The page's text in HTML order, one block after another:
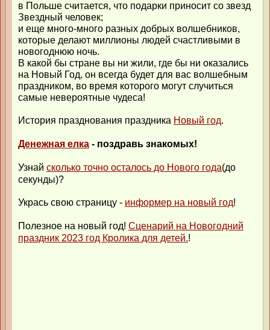
в Польше считается, что подарки приносит со звезд
Звездный человек;
и еще много-много разных добрых волшебников,
которые делают миллионы людей счастливыми в
новогоднюю ночь.
В какой бы стране вы ни жили, где бы ни оказались
на Новый Год, он всегда будет для вас волшебным
праздником, во время которого могут случиться
самые невероятные чудеса!
История празднования праздника Новый год.
Денежная елка - поздравь знакомых!
Узнай сколько точно осталось до Нового года(до
секунды)?
Укрась свою страницу - информер на новый год!
Полезное на новый год! Сценарий на Новогодний
праздник 2023 год Кролика для детей.!